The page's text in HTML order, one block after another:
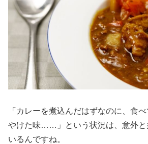
「カレーを煮込んだはずなのに、食
やけた味……」という状況は、意外と
いるんですね。